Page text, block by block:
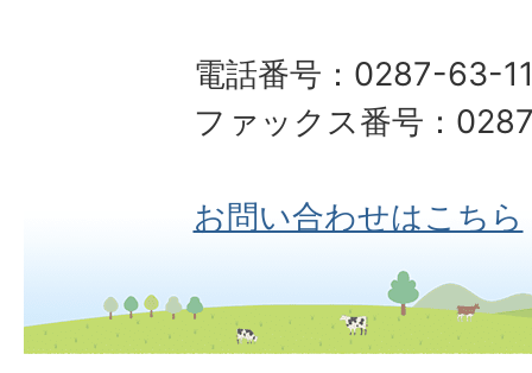
電話番号：0287-63-
ファックス番号：
お問い合わせはこちら